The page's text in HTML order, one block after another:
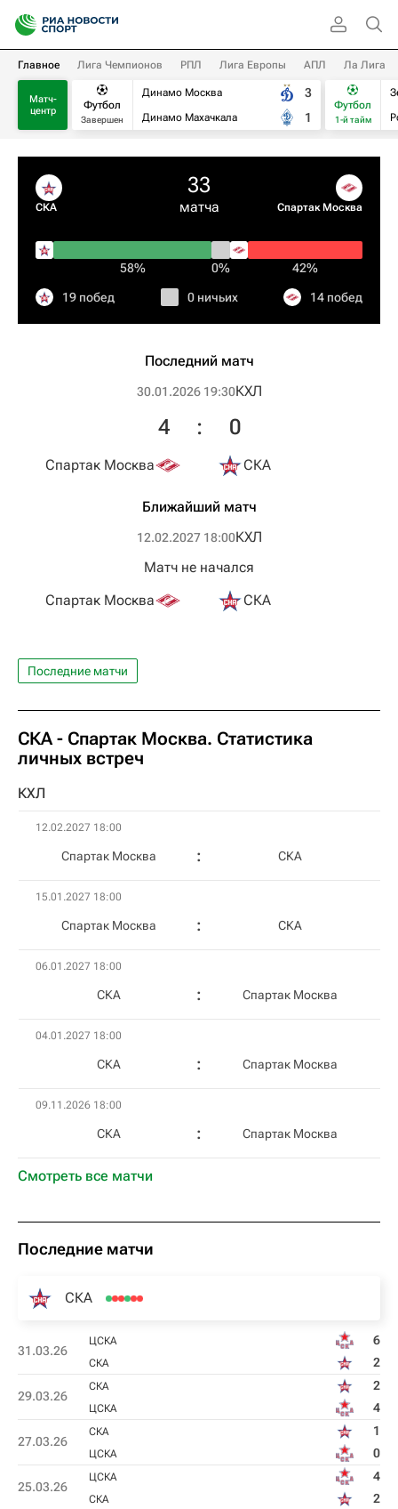
Главное Лига Чемпионов РПЛ Лига Европы АПЛ Ла Лига
Матч-
центр
Футбол
Завершен
Динамо Москва
Динамо Махачкала
3
1
Футбол
1-й тайм
СКА
33
матча Спартак Москва
58% 0% 42%
19 побед 0 ничьих 14 побед
Последний матч
30.01.2026 19:30КХЛ
Спартак Москва
4 : 0
СКА
Ближайший матч
12.02.2027 18:00КХЛ
Спартак Москва
Матч не начался
СКА
Последние матчи
СКА - Спартак Москва. Статистика
личных встреч
КХЛ
12.02.2027 18:00
Спартак Москва СКА
15.01.2027 18:00
Спартак Москва СКА
06.01.2027 18:00
СКА Спартак Москва
04.01.2027 18:00
СКА Спартак Москва
09.11.2026 18:00
СКА Спартак Москва
Смотреть все матчи
Последние матчи
СКА
31.03.26
ЦСКА 6
СКА 2
29.03.26
СКА 2
ЦСКА 4
27.03.26
СКА 1
ЦСКА 0
25.03.26
ЦСКА 4
СКА 2